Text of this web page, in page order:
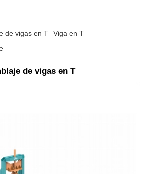
de vigas en T
Viga en T
de vigas en T